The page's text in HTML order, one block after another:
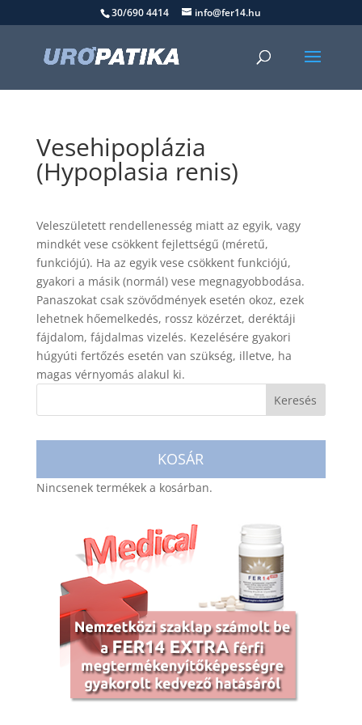
30/690 4414 info@fer14.hu
Vesehipoplázia
(Hypoplasia renis)
Veleszületett rendellenesség miatt az egyik, vagy
mindkét vese csökkent fejlettségű (méretű,
funkciójú). Ha az egyik vese csökkent funkciójú,
gyakori a másik (normál) vese megnagyobbodása.
Panaszokat csak szövődmények esetén okoz, ezek
lehetnek hőemelkedés, rossz közérzet, deréktáji
fájdalom, fájdalmas vizelés. Kezelésére gyakori
húgyúti fertőzés esetén van szükség, illetve, ha
magas vérnyomás alakul ki.
KOSÁR
Nincsenek termékek a kosárban.